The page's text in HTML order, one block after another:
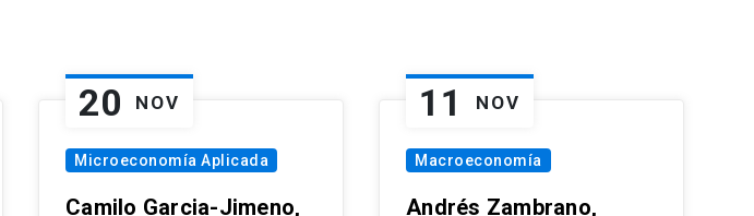
20 NOV
Microeconomía Aplicada
Camilo Garcia-Jimeno,
11 NOV
Macroeconomía
Andrés Zambrano,